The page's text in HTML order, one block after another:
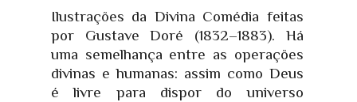
Ilustrações da Divina Comédia feitas
por Gustave Doré (1832–1883). Há
uma semelhança entre as operações
divinas e humanas: assim como Deus
é livre para dispor do universo